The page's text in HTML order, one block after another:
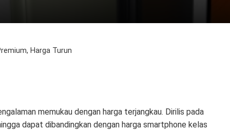
Harga Turun
memukau dengan harga terjangkau. Dirilis pada
dapat dibandingkan dengan harga smartphone kelas